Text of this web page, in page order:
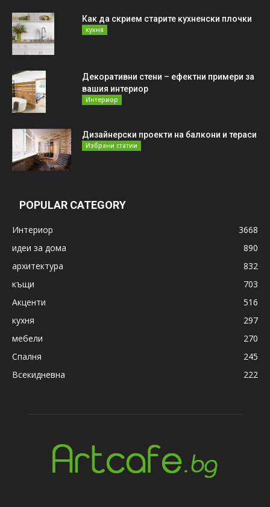
Как да скрием старите кухненски плочки
кухня
Декоративни стени – ефектни примери за
вашия интериор
Интериор
Дизайнерски проекти на балкони и тераси
Избрани статии
POPULAR CATEGORY
Интериор
3668
идеи за дома
890
архитектура
832
къщи
703
Акценти
516
кухня
297
мебели
270
Спалня
245
Всекидневна
222